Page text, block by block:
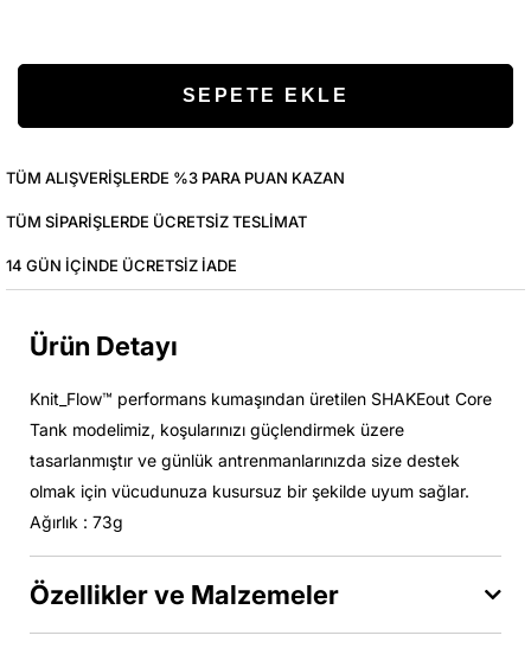
TÜM ALIŞVERIŞLERDE %3 PARA PUAN KAZAN
TÜM SIPARIŞLERDE ÜCRETSIZ TESLIMAT
14 GÜN IÇINDE ÜCRETSIZ IADE
Ürün Detayı
Knit_Flow™ performans kumaşından üretilen SHAKEout Core
Tank modelimiz, koşularınızı güçlendirmek üzere
tasarlanmıştır ve günlük antrenmanlarınızda size destek
olmak için vücudunuza kusursuz bir şekilde uyum sağlar.
Ağırlık : 73g
Özellikler ve Malzemeler